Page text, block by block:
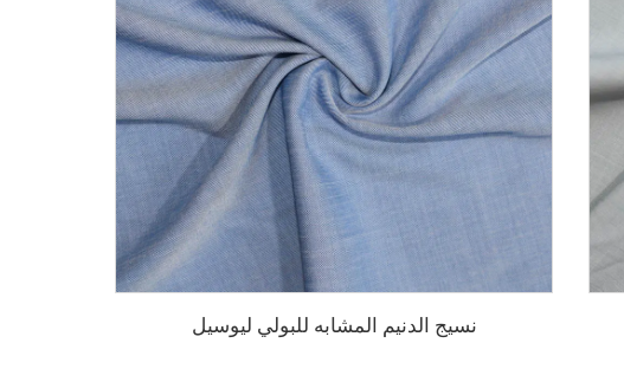
نسيج الدنيم المشابه للبولي ليوسيل